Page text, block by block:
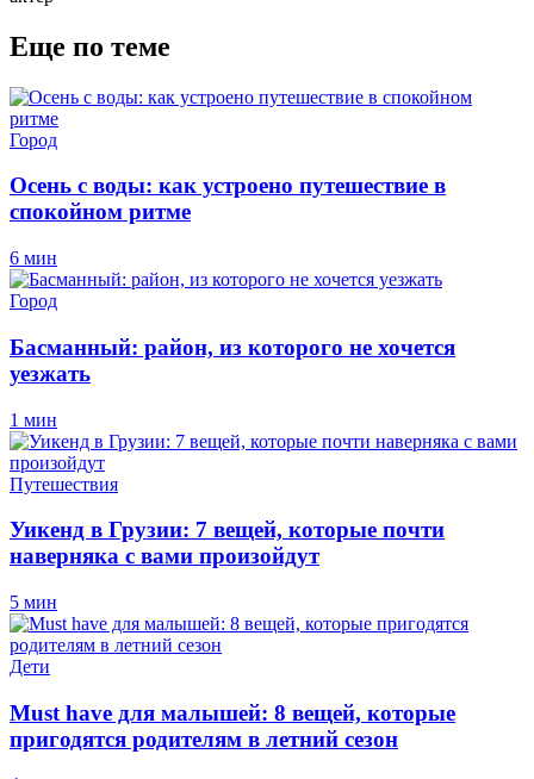
Еще по теме
Город
Осень с воды: как устроено путешествие в
спокойном ритме
6 мин
Город
Басманный: район, из которого не хочется
уезжать
1 мин
Путешествия
Уикенд в Грузии: 7 вещей, которые почти
наверняка с вами произойдут
5 мин
Дети
Must have для малышей: 8 вещей, которые
пригодятся родителям в летний сезон